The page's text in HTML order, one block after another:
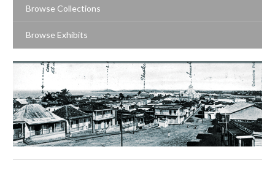
Browse Collections
Browse Exhibits